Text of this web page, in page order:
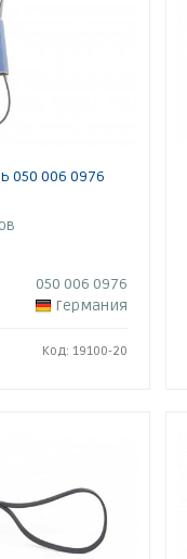
050 006 0976
050 006 0976
Германия
Код: 19100-20